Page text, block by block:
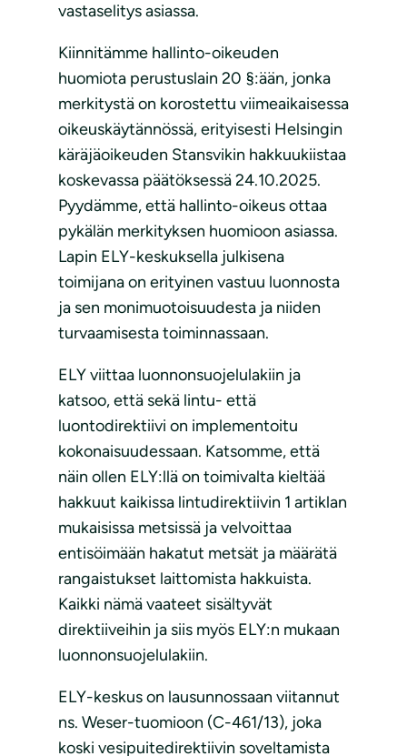
vastaselitys asiassa.
Kiinnitämme hallinto-oikeuden
huomiota perustuslain 20 §:ään, jonka
merkitystä on korostettu viimeaikaisessa
oikeuskäytännössä, erityisesti Helsingin
käräjäoikeuden Stansvikin hakkuukiistaa
koskevassa päätöksessä 24.10.2025.
Pyydämme, että hallinto-oikeus ottaa
pykälän merkityksen huomioon asiassa.
Lapin ELY-keskuksella julkisena
toimijana on erityinen vastuu luonnosta
ja sen monimuotoisuudesta ja niiden
turvaamisesta toiminnassaan.
ELY viittaa luonnonsuojelulakiin ja
katsoo, että sekä lintu- että
luontodirektiivi on implementoitu
kokonaisuudessaan. Katsomme, että
näin ollen ELY:llä on toimivalta kieltää
hakkuut kaikissa lintudirektiivin 1 artiklan
mukaisissa metsissä ja velvoittaa
entisöimään hakatut metsät ja määrätä
rangaistukset laittomista hakkuista.
Kaikki nämä vaateet sisältyvät
direktiiveihin ja siis myös ELY:n mukaan
luonnonsuojelulakiin.
ELY-keskus on lausunnossaan viitannut
ns. Weser-tuomioon (C-461/13), joka
koski vesipuitedirektiivin soveltamista